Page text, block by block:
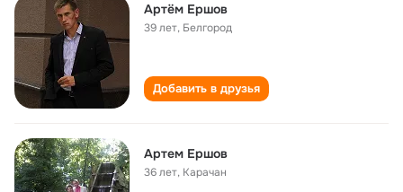
Артём Ершов
39 лет, Белгород
Добавить в друзья
Артем Ершов
36 лет, Карачан